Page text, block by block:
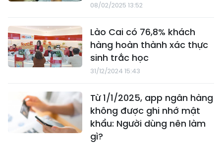
08/02/2025 13:52
Lào Cai có 76,8% khách
hàng hoàn thành xác thực
sinh trắc học
31/12/2024 15:43
Từ 1/1/2025, app ngân hàng
không được ghi nhớ mật
khẩu: Người dùng nên làm
gì?